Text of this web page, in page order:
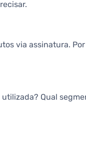
via assinatura.
Qual